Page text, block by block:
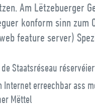
Am Lëtzebuerger
konform sinn zum
feature server)
Staatsréseau
erreechbar ass
Mëttel